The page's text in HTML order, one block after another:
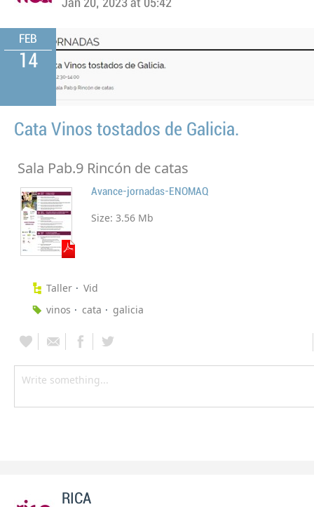
Jan 20, 2023 at 05:42
FEB
14
Cata Vinos tostados de Galicia.
Sala Pab.9 Rincón de catas
Avance-jornadas-ENOMAQ
Size: 3.56 Mb
Taller
Vid
vinos
cata galicia
RICA